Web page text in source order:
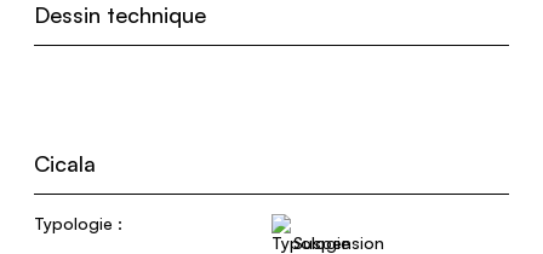
Dessin technique
Cicala
Typologie :
Suspension